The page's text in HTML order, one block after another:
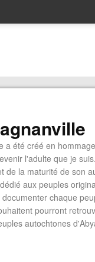
a été créé en
l'adulte que je
de la maturité de son
aux peuples
chaque
pourront
autochtones